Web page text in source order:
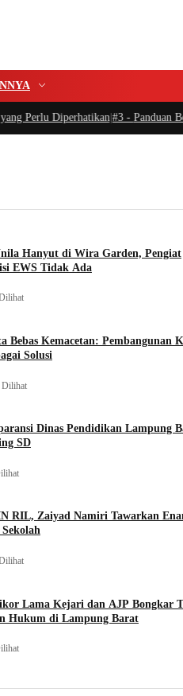
Perlu Diperhatikan|#3 -Panduan
Hanyut di Wira Garden, Pengiat
EWS Tidak Ada
Bebas Kemacetan: Pembangunan
Solusi
Dilihat
Dinas Pendidikan Lampung
SD
RIL, Zaiyad Namiri Tawarkan
Lama Kejari dan AJP Bongkar
Hukum di Lampung Barat